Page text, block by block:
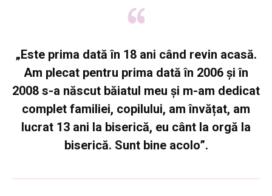
„Este prima dată în 18 ani când revin acasă.
Am plecat pentru prima dată în 2006 și în
2008 s-a născut băiatul meu și m-am dedicat
complet familiei, copilului, am învățat, am
lucrat 13 ani la biserică, eu cânt la orgă la
biserică. Sunt bine acolo”.